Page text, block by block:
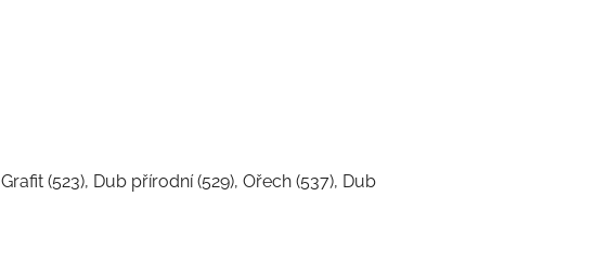
(523), Dub přírodní (529), Ořech (537), Dub